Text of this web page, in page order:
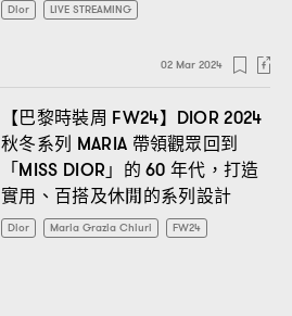
Dior LIVE STREAMING
02 Mar 2024
【巴黎時裝周 FW24】 DIOR 2024
秋冬系列 MARIA 帶領觀眾回到
「MISS DIOR」的 60年代 ，打造
實用、百搭及休閒的系列設計
Dior Maria Grazia Chiuri FW24